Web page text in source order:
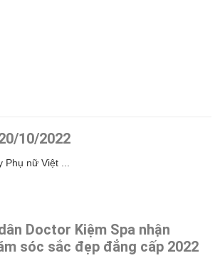
10/2022
nữ Việt ...
Doctor Kiệm Spa nhận
sóc sắc đẹp đẳng cấp 2022